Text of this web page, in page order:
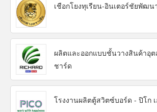
เชือกโยงทุเรียน-อินเตอร์ชัยพัฒ
ผลิตและออกแบบชั้นวางสินค้าอุต
ชาร์ด
โรงงานผลิตตู้สวิตซ์บอร์ด - ปิโก